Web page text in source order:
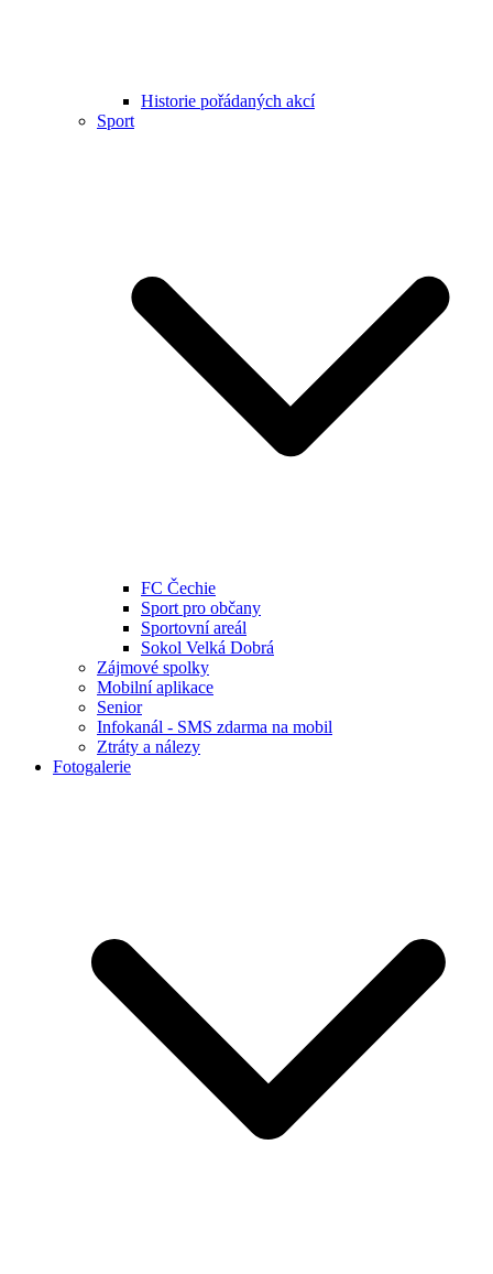
Historie pořádaných akcí
Sport
FC Čechie
Sport pro občany
Sportovní areál
Sokol Velká Dobrá
Zájmové spolky
Mobilní aplikace
Senior
Infokanál - SMS zdarma na mobil
Ztráty a nálezy
Fotogalerie